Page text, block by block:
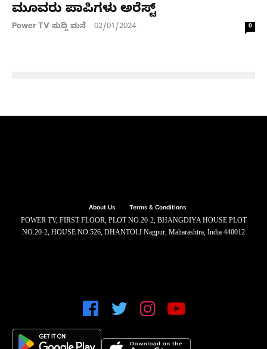
ಮೂವರು ಪಾಪಿಗಳು ಅರೆಸ್ಟ್
Power TV ಸುದ್ದಿ ಮನೆ - 02/01/2024 0
About Us Terms & Conditions
POWER TV, FIRST FLOOR, PLOT NO.20-2, BHANGDIYA HOUSE PLOT
NO.20-2, HOUSE NO.526, DHANTOLI Nagpur, Maharashtra, India 440012